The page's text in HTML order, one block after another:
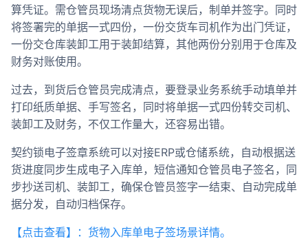
算凭证。需仓管员现场清点货物无误后，制单并签字。同时
将签署完的单据一式四份，一份交货车司机作为出门凭证，
一份交仓库装卸工用于装卸结算，其他两份分别用于仓库及
财务对账使用。
过去，到货后仓管员完成清点，要登录业务系统手动填单并
打印纸质单据、手写签名，同时将单据一式四份转交司机、
装卸工及财务，不仅工作量大，还容易出错。
契约锁电子签章系统可以对接ERP或仓储系统，自动根据送
货进度同步生成电子入库单，短信通知仓管员电子签名，同
步抄送司机、装卸工，确保仓管员签字一结束、自动完成单
据分发，自动归档保存。
【点击查看】：货物入库单电子签场景详情。